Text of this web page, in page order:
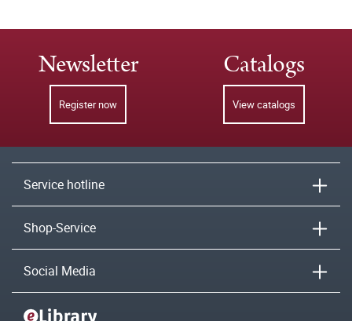
Newsletter
Register now
Catalogs
View catalogs
Service hotline
Shop-Service
Social Media